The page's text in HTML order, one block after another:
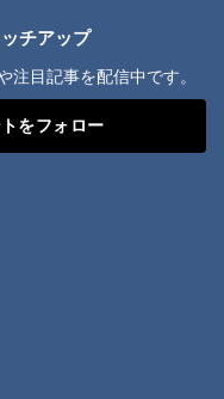
チアップ
目記事を配信中です。
をフォロー